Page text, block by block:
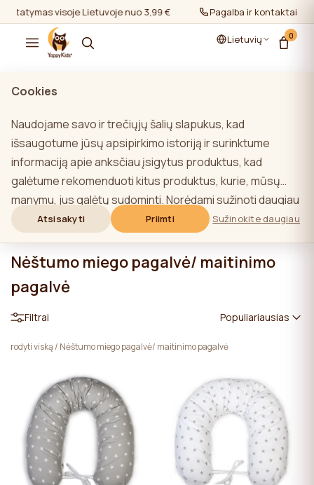
visoje Lietuvoje nuo 3,99 € Pristatymas visoje
Pagalba ir kontaktai
Lietuvių 0
Nėštumo miego pagalvė/ maitinimo
pagalvė
Filtrai Populiariausias
rodyti viską/ Nėštumo miego pagalvė/ maitinimo pagalvė
Cookies
Naudojame savo ir trečiųjų šalių slapukus, kad
išsaugotume jūsų apsipirkimo istoriją ir surinktume
informaciją apie anksčiau įsigytus produktus, kad
galėtume rekomenduoti kitus produktus, kurie, mūsų
manymu, jus galėtų sudominti. Norėdami sužinoti daugiau
apie mūsų slapukų politiką, spustelėkite mygtuką
"Sužinoti daugiau". Galite sutikti su visais slapukais
spustelėdami mygtuką "Sutikti su visais" arba atsisakyti
jų spustelėdami mygtuką "Neleisti naudoti visų". Jei
svetainės naudotojas paspaudžia mygtuką "Atsisakyti
visų", svetainėje saugomi techniniai slapukai, būtini
nereikia.
Atsisakyti Priimti Sužinokite daugiau